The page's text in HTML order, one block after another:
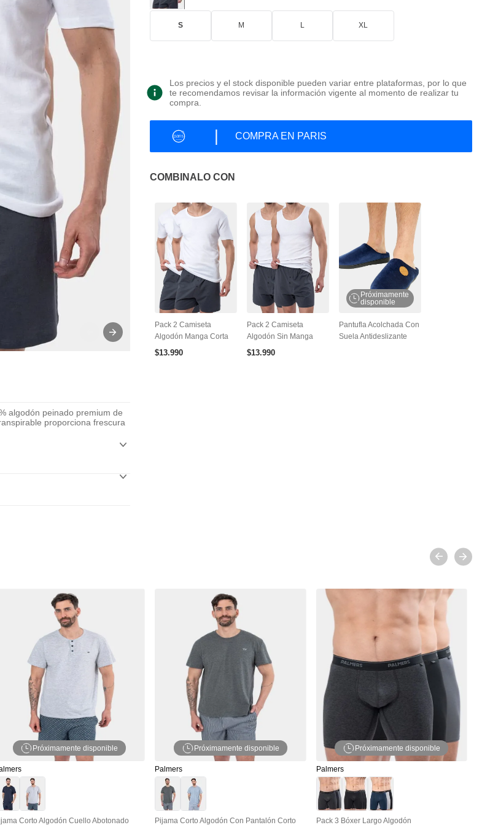
algodón peinado premium de
proporciona frescura
S M L XL
Los precios y el stock disponible pueden variar entre plataformas, por lo que
te recomendamos revisar la información vigente al momento de realizar tu
compra.
| COMPRA EN PARIS
COMBINALO CON
Pack 2 Camiseta
Algodón Manga Corta
$13.990
Pack 2 Camiseta
Algodón Sin Manga
$13.990
Próximamente
disponible
Pantufla Acolchada Con
Suela Antideslizante
Próximamente disponible
Corto Algodón Cuello Abotonado
Próximamente disponible
Palmers
Pijama Corto Algodón Con Pantalón Corto
Próximamente disponible
Palmers
Pack 3 Bóxer Largo Algodón